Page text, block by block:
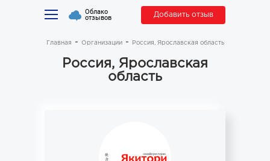
Облако
отзывов Добавить отзыв
Главная Организации Россия, Ярославская область
Россия, Ярославская
область